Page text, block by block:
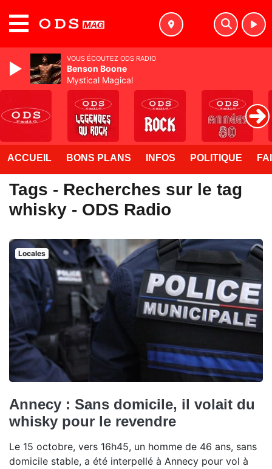
ACCUEIL BONS PLANS INFOS POLITIQUE
Tags - Recherches sur le tag
whisky - ODS Radio
Locales
Annecy : Sans domicile, il volait du
whisky pour le revendre
Le 15 octobre, vers 16h45, un homme de 46 ans, sans
domicile stable, a été interpellé à Annecy pour vol à
VOUS ÉCOUTEZ ODS RADIO
Benson Boone
Mystical Magical